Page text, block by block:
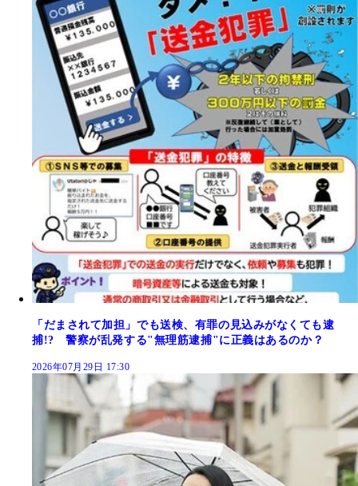
「だまされて加担」でも送検、有罪の見込みがなくても逮
捕!? 警察が乱発する"無理筋逮捕"に正義はあるのか？
2026年07月29日 17:30